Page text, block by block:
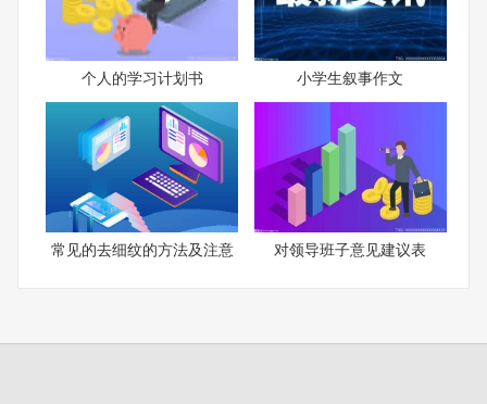
个人的学习计划书 小学生叙事作文
常见的去细纹的方法及注意 对领导班子意见建议表